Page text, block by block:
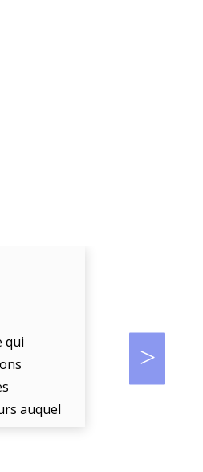
qui
auquel
La Voix